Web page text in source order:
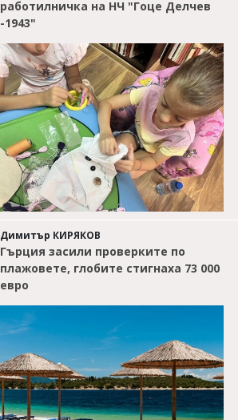
работилничка на НЧ "Гоце Делчев
-1943"
Димитър КИРЯКОВ
Гърция засили проверките по
плажовете, глобите стигнаха 73 000
евро